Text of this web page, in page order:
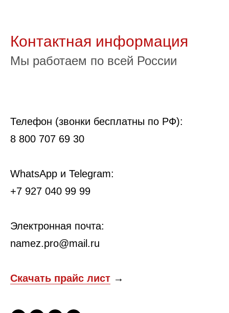
Контактная информация
Мы работаем по всей России
Телефон (звонки бесплатны по РФ):
8 800 707 69 30
WhatsApp и Telegram:
+7 927 040 99 99
Электронная почта:
namez.pro@mail.ru
Скачать прайс лист →